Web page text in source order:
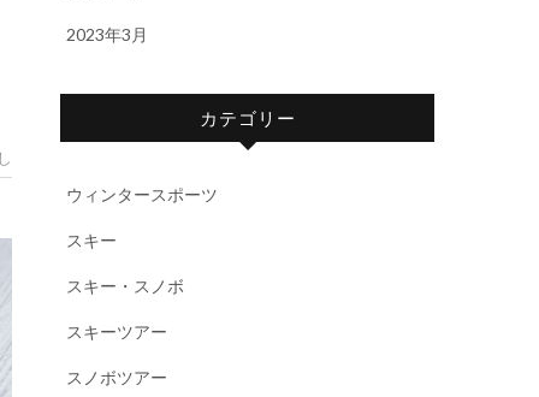
2023年3月
カテゴリー
ウィンタースポーツ
スキー
スキー・スノボ
スキーツアー
スノボツアー